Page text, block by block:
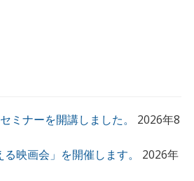
ミナーを開講しました。
2026年8
映画会」を開催します。
2026年